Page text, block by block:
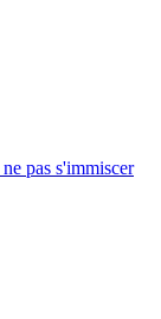
pas s'immiscer